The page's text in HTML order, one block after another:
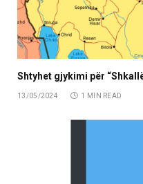
Shtyhet gjykimi për
13/05/2024 1 MIN READ